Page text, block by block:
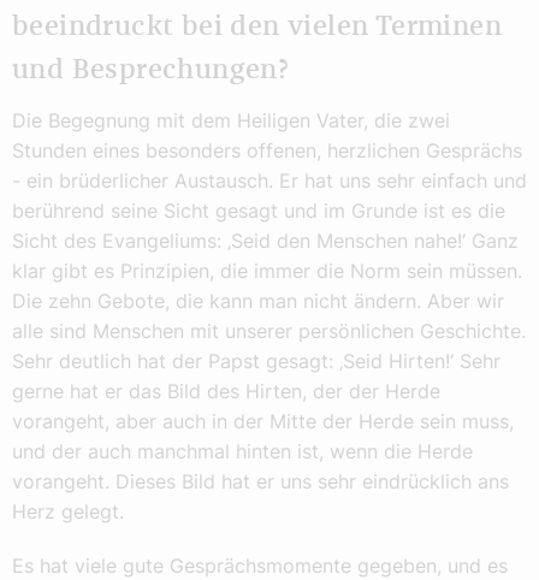
beeindruckt bei den vielen Terminen
und Besprechungen?
Die Begegnung mit dem Heiligen Vater, die zwei
Stunden eines besonders offenen, herzlichen Gesprächs
- ein brüderlicher Austausch. Er hat uns sehr einfach und
berührend seine Sicht gesagt und im Grunde ist es die
Sicht des Evangeliums: ‚Seid den Menschen nahe!‘ Ganz
klar gibt es Prinzipien, die immer die Norm sein müssen.
Die zehn Gebote, die kann man nicht ändern. Aber wir
alle sind Menschen mit unserer persönlichen Geschichte.
Sehr deutlich hat der Papst gesagt: ‚Seid Hirten!‘ Sehr
gerne hat er das Bild des Hirten, der der Herde
vorangeht, aber auch in der Mitte der Herde sein muss,
und der auch manchmal hinten ist, wenn die Herde
vorangeht. Dieses Bild hat er uns sehr eindrücklich ans
Herz gelegt.
Es hat viele gute Gesprächsmomente gegeben, und es